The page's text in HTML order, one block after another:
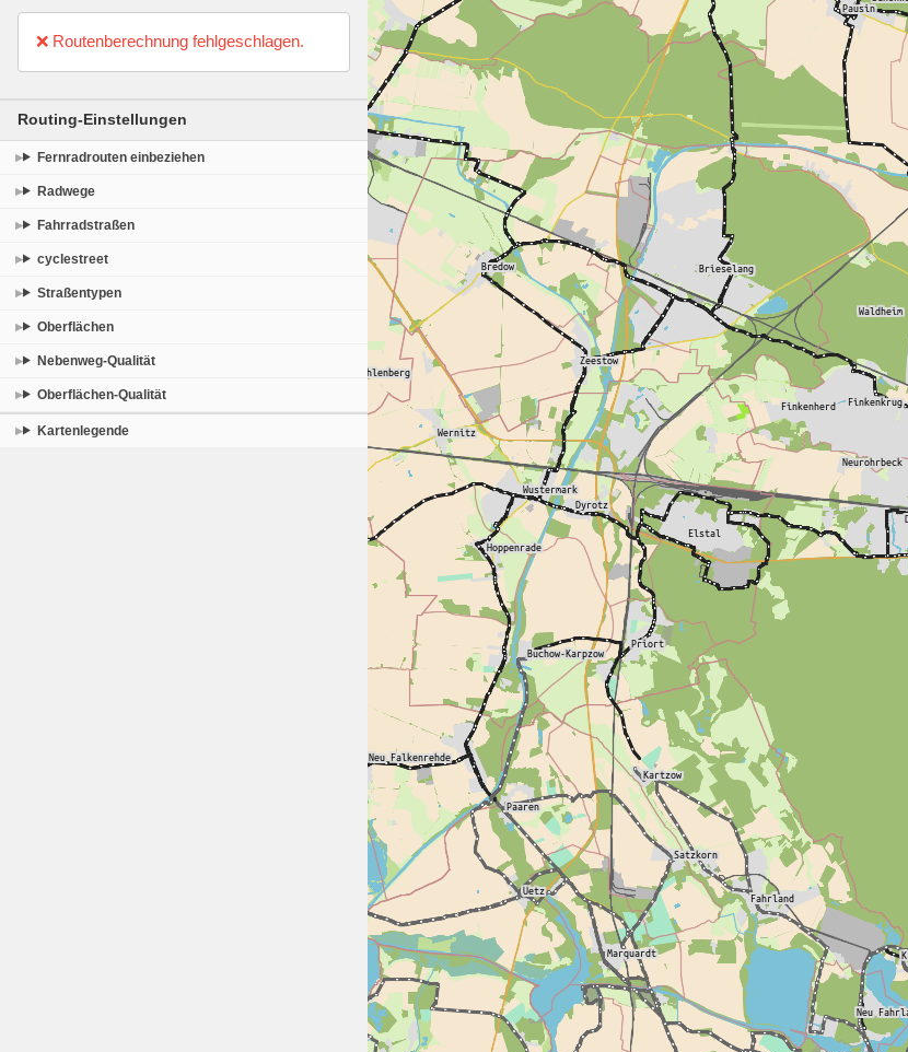
❌ Routenberechnung fehlgeschlagen.
Routing-Einstellungen
Fernradrouten einbeziehen
Radwege
Fahrradstraßen
cyclestreet
Straßentypen
Oberflächen
Nebenweg-Qualität
Oberflächen-Qualität
Kartenlegende